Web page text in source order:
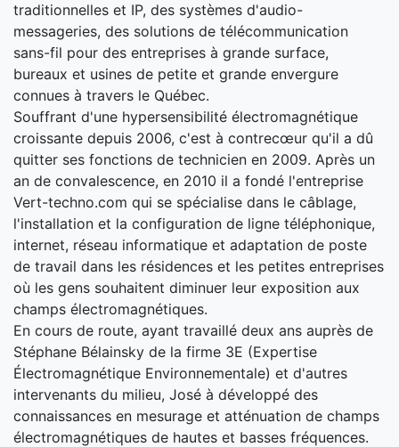
traditionnelles et IP, des systèmes d'audio-
messageries, des solutions de télécommunication
sans-fil pour des entreprises à grande surface,
bureaux et usines de petite et grande envergure
connues à travers le Québec.
Souffrant d'une hypersensibilité électromagnétique
croissante depuis 2006, c'est à contrecœur qu'il a dû
quitter ses fonctions de technicien en 2009. Après un
an de convalescence, en 2010 il a fondé l'entreprise
Vert-techno.com qui se spécialise dans le câblage,
l'installation et la configuration de ligne téléphonique,
internet, réseau informatique et adaptation de poste
de travail dans les résidences et les petites entreprises
où les gens souhaitent diminuer leur exposition aux
champs électromagnétiques.
En cours de route, ayant travaillé deux ans auprès de
Stéphane Bélainsky de la firme 3E (Expertise
Électromagnétique Environnementale) et d'autres
intervenants du milieu, José à développé des
connaissances en mesurage et atténuation de champs
électromagnétiques de hautes et basses fréquences.